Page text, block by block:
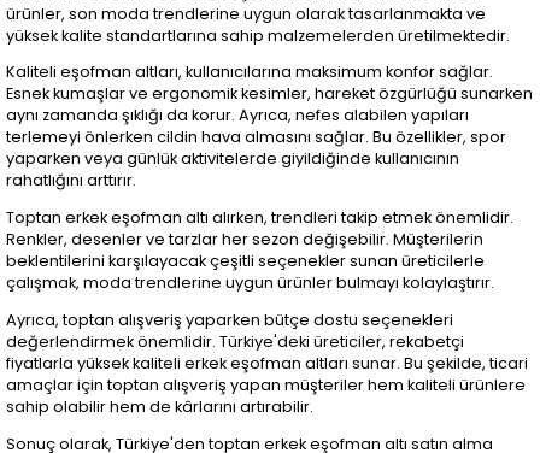
ürünler, son moda trendlerine uygun olarak tasarlanmakta ve
yüksek kalite standartlarına sahip malzemelerden üretilmektedir.
Kaliteli eşofman altları, kullanıcılarına maksimum konfor sağlar.
Esnek kumaşlar ve ergonomik kesimler, hareket özgürlüğü sunarken
aynı zamanda şıklığı da korur. Ayrıca, nefes alabilen yapıları
terlemeyi önlerken cildin hava almasını sağlar. Bu özellikler, spor
yaparken veya günlük aktivitelerde giyildiğinde kullanıcının
rahatlığını arttırır.
Toptan erkek eşofman altı alırken, trendleri takip etmek önemlidir.
Renkler, desenler ve tarzlar her sezon değişebilir. Müşterilerin
beklentilerini karşılayacak çeşitli seçenekler sunan üreticilerle
çalışmak, moda trendlerine uygun ürünler bulmayı kolaylaştırır.
Ayrıca, toptan alışveriş yaparken bütçe dostu seçenekleri
değerlendirmek önemlidir. Türkiye'deki üreticiler, rekabetçi
fiyatlarla yüksek kaliteli erkek eşofman altları sunar. Bu şekilde, ticari
amaçlar için toptan alışveriş yapan müşteriler hem kaliteli ürünlere
sahip olabilir hem de kârlarını artırabilir.
Sonuç olarak, Türkiye'den toptan erkek eşofman altı satın alma